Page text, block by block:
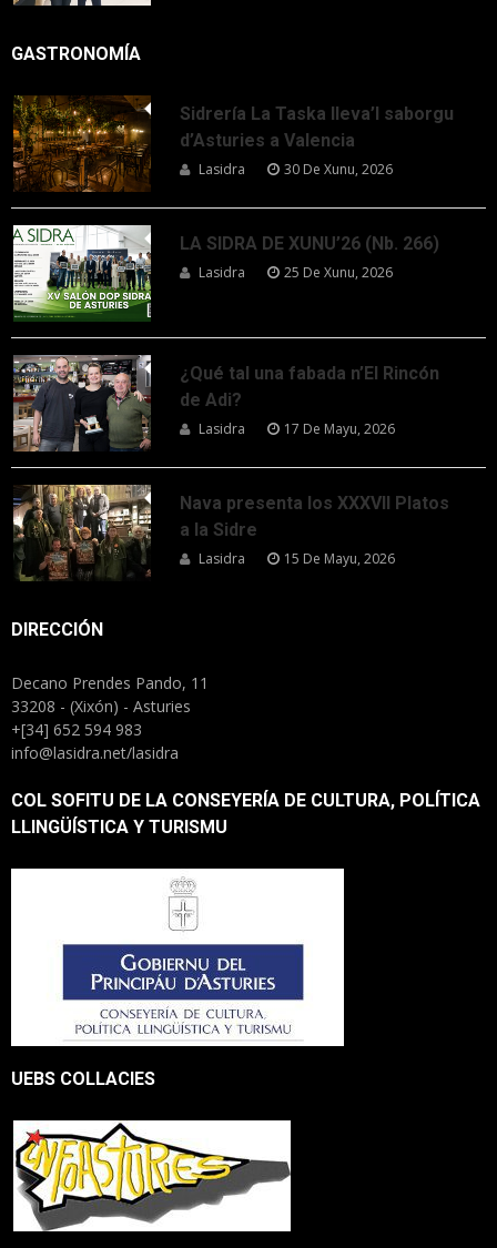
GASTRONOMÍA
Sidrería La Taska lleva’l saborgu
d’Asturies a Valencia
Lasidra 30 De Xunu, 2026
LA SIDRA DE XUNU’26 (Nb. 266)
Lasidra 25 De Xunu, 2026
¿Qué tal una fabada n’El Rincón
de Adi?
Lasidra 17 De Mayu, 2026
Nava presenta los XXXVII Platos
a la Sidre
Lasidra 15 De Mayu, 2026
DIRECCIÓN
Decano Prendes Pando, 11
33208 - (Xixón) - Asturies
+[34] 652 594 983
info@lasidra.net/lasidra
COL SOFITU DE LA CONSEYERÍA DE CULTURA, POLÍTICA
LLINGÜÍSTICA Y TURISMU
UEBS COLLACIES